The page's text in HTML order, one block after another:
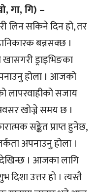
गा, गि) –
लिन सकिने दिन हो, तर
बन्नसक्छ ।
ड्राइभिङका
होला । आजको
सजाय
खोज्ने समय छ ।
सङ्केत प्राप्त हुनेछ,
अपनाउनु होला ।
। आजका लागि
उत्तर हो । त्यस्तै